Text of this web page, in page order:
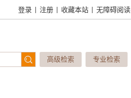
登录 | 注册 | 收藏本站 | 无障碍阅读
高级检索 专业检索